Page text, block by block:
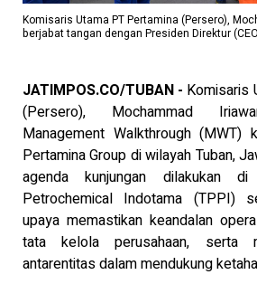
Komisaris Utama PT Pertamina (Persero),
berjabat tangan dengan Presiden Direktur
JATIMPOS.CO/TUBAN - Komisaris
(Persero), Mochammad
Management Walkthrough (MWT)
Pertamina Group di wilayah Tuban,
agenda kunjungan dilakukan
Petrochemical Indotama (TPPI)
upaya memastikan keandalan
tata kelola perusahaan, serta
antarentitas dalam mendukung